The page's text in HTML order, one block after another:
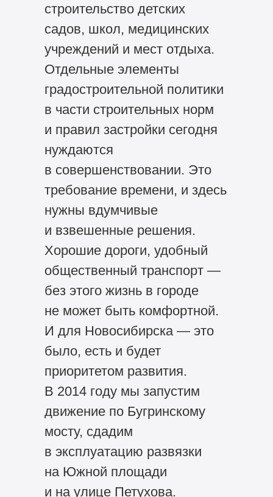
строительство детских
садов, школ, медицинских
учреждений и мест отдыха.
Отдельные элементы
градостроительной политики
в части строительных норм
и правил застройки сегодня
нуждаются
в совершенствовании. Это
требование времени, и здесь
нужны вдумчивые
и взвешенные решения.
Хорошие дороги, удобный
общественный транспорт —
без этого жизнь в городе
не может быть комфортной.
И для Новосибирска — это
было, есть и будет
приоритетом развития.
В 2014 году мы запустим
движение по Бугринскому
мосту, сдадим
в эксплуатацию развязки
на Южной площади
и на улице Петухова.